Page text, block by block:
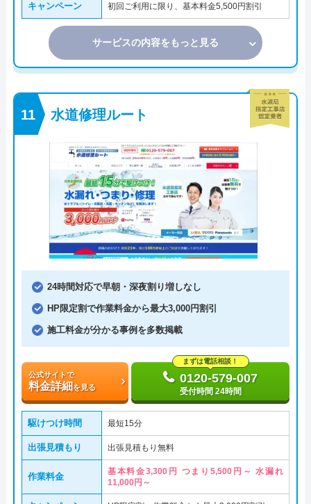
キャンペーン 初回ご利用に限り、基本料金5,500円割引
サービスの内容をもっと見る
水道修理ルート
24時間対応で早朝・深夜割り増しなし
HP限定割で作業料金から最大3,000円割引
施工料金が分かる事例を多数掲載
公式サイトで
料金詳細を見る
まずは電話相談！
0120-579-007
受付時間 24時間
駆けつけ時間 最短15分
出張見積もり 出張見積もり無料
作業料金
基本料金3,300円 つまり5,500円～ 水漏れ
11,000円～